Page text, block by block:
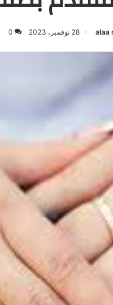
alaa 28 نوفمبر، 2023 0